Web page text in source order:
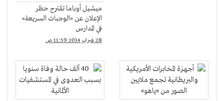
ميشيل أوباما تقترح حظر
الإعلان عن «الوجبات السريعة»
في المدارس
28 فبراير 2014 11:59 ص